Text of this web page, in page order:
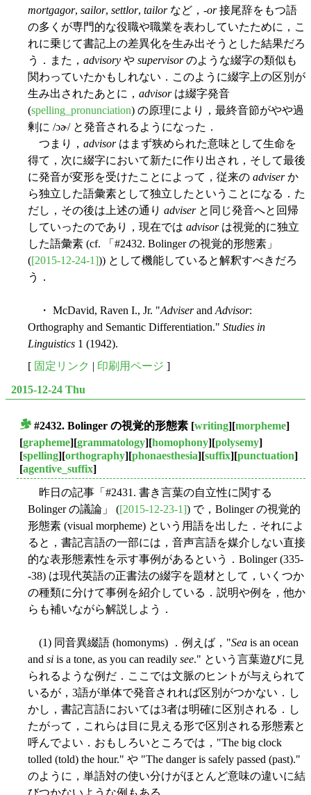
mortgagor, sailor, settlor, tailorなど，-or接尾辞をもつ語
の多くが専門的な役職や職業を表わしていたために，こ
れに乗じて書記上の差異化を生み出そうとした結果だろ
う．また， advisory や supervisorのような綴字の類似も
関わっていたかもしれない．このように綴字上の区別が
生み出されたあとに， advisorは綴字発音
(spelling_pronunciation) の原理により，最終音節がやや過
剰に /ɔɚ/ と発音されるようになった．
つまり， advisorはまず狭められた意味として生命を
得て，次に綴字において新たに作り出され，そして最後
に発音が変形を受けたことによって，従来の adviserか
ら独立した語彙素として独立したということになる．た
だし，その後は上述の通り adviserと同じ発音へと回帰
していったのであり，現在では advisorは視覚的に独立
した語彙素 (cf. 「#2432. Bolinger の視覚的形態素」
([2015-12-24-1])) として機能していると解釈すべきだろ
う．
・ McDavid, Raven I., Jr. "Adviserand Advisor:
Orthography and Semantic Differentiation." Studies in
Linguistics 1 (1942).
[ 固定リンク | 印刷用ページ ]
2015-12-24 Thu
#2432. Bolinger の視覚的形態素 [writing][morpheme]
[grapheme][grammatology][homophony][polysemy]
[spelling][orthography][phonaesthesia][suffix][punctuation]
[agentive_suffix]
昨日の記事「#2431. 書き言葉の自立性に関する
Bolinger の議論」 ([2015-12-23-1]) で，Bolinger の視覚的
形態素 (visual morpheme) という用語を出した．それによ
ると，書記言語の一部には，音声言語を媒介しない直接
的な表形態素性を示す事例があるという．Bolinger (335-
-38) は現代英語の正書法の綴字を題材として，いくつか
の種類に分けて事例を紹介している．説明や例を，他か
らも補いながら解説しよう．
(1) 同音異綴語 (homonyms) ．例えば，"Sea is an ocean
and si is a tone, as you can readily see." という言葉遊びに見
られるような例だ．ここでは文脈のヒントが与えられて
いるが，3語が単体で発音されれば区別がつかない．し
かし，書記言語においては3者は明確に区別される．し
たがって，これらは目に見える形で区別される形態素と
呼んでよい．おもしろいところでは，"The big clock
tolled (told) the hour." や "The danger is safely passed (past)."
のように，単語対の使い分けがほとんど意味の違いに結
びつかないような例もある．